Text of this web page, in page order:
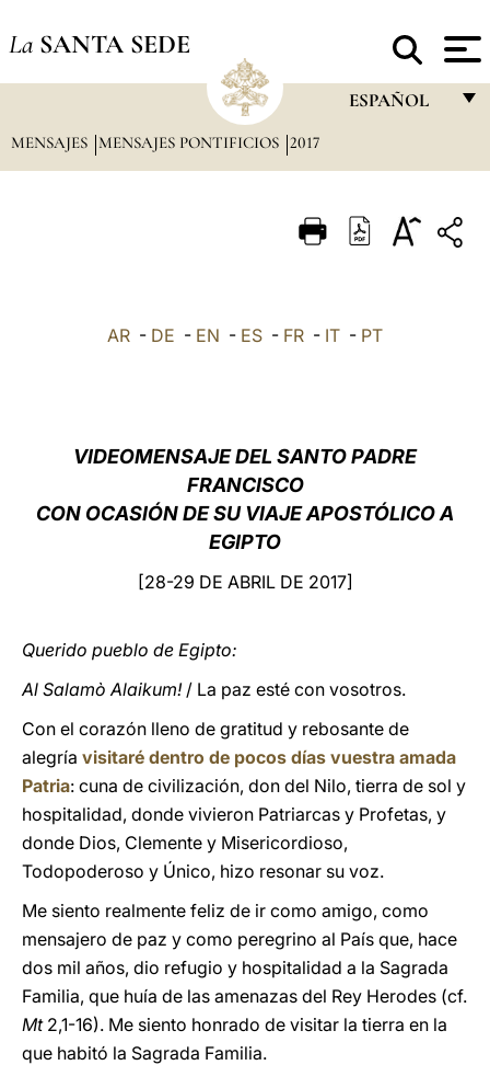
La SANTA SEDE
ESPAÑOL
ITALIANO
LATINE
MENSAJES MENSAJES PONTIFICIOS 2017
AR - DE - EN - ES - FR - IT - PT
VIDEOMENSAJE DEL SANTO PADRE
FRANCISCO
CON OCASIÓN DE SU VIAJE APOSTÓLICO A
EGIPTO
[28-29 DE ABRIL DE 2017]
Querido pueblo de Egipto:
Al Salamò Alaikum!/ La paz esté con vosotros.
Con el corazón lleno de gratitud y rebosante de
alegría visitaré dentro de pocos días vuestra amada
Patria: cuna de civilización, don del Nilo, tierra de sol y
hospitalidad, donde vivieron Patriarcas y Profetas, y
donde Dios, Clemente y Misericordioso,
Todopoderoso y Único, hizo resonar su voz.
Me siento realmente feliz de ir como amigo, como
mensajero de paz y como peregrino al País que, hace
dos mil años, dio refugio y hospitalidad a la Sagrada
Familia, que huía de las amenazas del Rey Herodes (cf.
Mt2,1-16). Me siento honrado de visitar la tierra en la
que habitó la Sagrada Familia.